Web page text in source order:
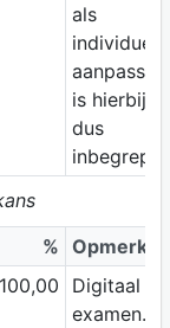
als
individuele
is hierbij
dus
%
100,00
Digitaal
examen.